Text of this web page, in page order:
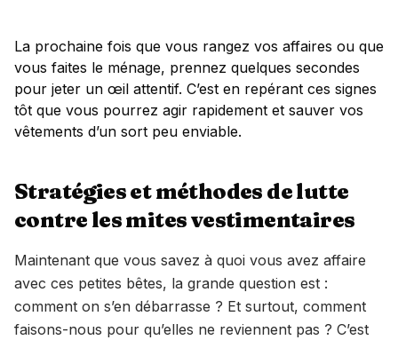
La prochaine fois que vous rangez vos affaires ou que
vous faites le ménage, prennez quelques secondes
pour jeter un œil attentif. C’est en repérant ces signes
tôt que vous pourrez agir rapidement et sauver vos
vêtements d’un sort peu enviable.
Stratégies et méthodes de lutte
contre les mites vestimentaires
Maintenant que vous savez à quoi vous avez affaire
avec ces petites bêtes, la grande question est :
comment on s’en débarrasse ? Et surtout, comment
faisons-nous pour qu’elles ne reviennent pas ? C’est